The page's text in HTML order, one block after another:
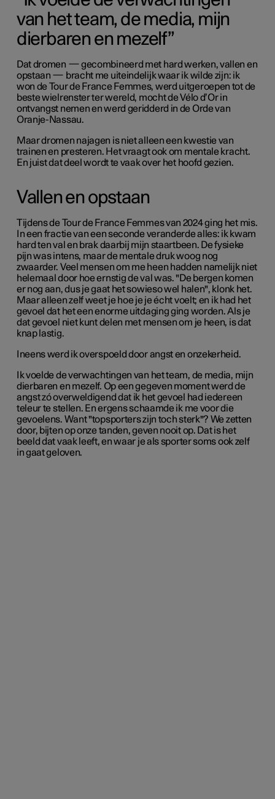
van het team, de media, mijn
dierbaren en mezelf”
Dat dromen — gecombineerd met hard werken, vallen en
opstaan — bracht me uiteindelijk waar ik wilde zijn: ik
won de Tour de France Femmes, werd uitgeroepen tot de
beste wielrenster ter wereld, mocht de Vélo d’Or in
ontvangst nemen en werd geridderd in de Orde van
Oranje-Nassau.
Maar dromen najagen is niet alleen een kwestie van
trainen en presteren. Het vraagt ook om mentale kracht.
En juist dat deel wordt te vaak over het hoofd gezien.
Vallen en opstaan
Tijdens de Tour de France Femmes van 2024 ging het mis.
In een fractie van een seconde veranderde alles: ik kwam
hard ten val en brak daarbij mijn staartbeen. De fysieke
pijn was intens, maar de mentale druk woog nog
zwaarder. Veel mensen om me heen hadden namelijk niet
helemaal door hoe ernstig de val was. "De bergen komen
er nog aan, dus je gaat het sowieso wel halen", klonk het.
Maar alleen zelf weet je hoe je je écht voelt; en ik had het
gevoel dat het een enorme uitdaging ging worden. Als je
dat gevoel niet kunt delen met mensen om je heen, is dat
knap lastig.
Ineens werd ik overspoeld door angst en onzekerheid.
Ik voelde de verwachtingen van het team, de media, mijn
dierbaren en mezelf. Op een gegeven moment werd de
angst zó overweldigend dat ik het gevoel had iedereen
teleur te stellen. En ergens schaamde ik me voor die
gevoelens. Want "topsporters zijn toch sterk"? We zetten
door, bijten op onze tanden, geven nooit op. Dat is het
beeld dat vaak leeft, en waar je als sporter soms ook zelf
in gaat geloven.